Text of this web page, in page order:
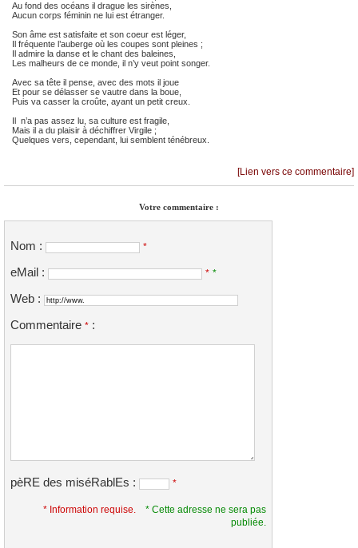
Au fond des océans il drague les sirènes,
Aucun corps féminin ne lui est étranger.
Son âme est satisfaite et son coeur est léger,
Il fréquente l’auberge où les coupes sont pleines ;
Il admire la danse et le chant des baleines,
Les malheurs de ce monde, il n’y veut point songer.
Avec sa tête il pense, avec des mots il joue
Et pour se délasser se vautre dans la boue,
Puis va casser la croûte, ayant un petit creux.
Il n’a pas assez lu, sa culture est fragile,
Mais il a du plaisir à déchiffrer Virgile ;
Quelques vers, cependant, lui semblent ténébreux.
[Lien vers ce commentaire]
Votre commentaire :
Nom : *
eMail : * *
Web :
Commentaire * :
pèRE des miséRablEs : *
* Information requise.
* Cette adresse ne sera pas
publiée.